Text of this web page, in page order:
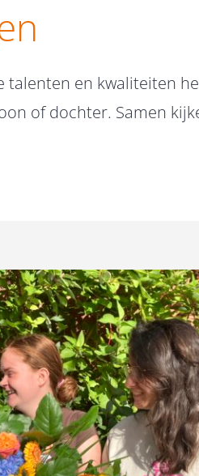
talenten en kwaliteiten
of dochter. Samen